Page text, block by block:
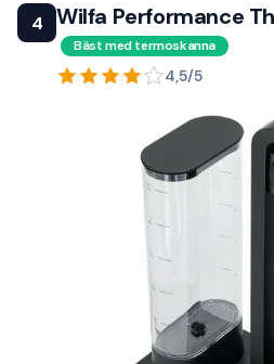
4 Wilfa Performance
Bäst med termoskanna
4,5/5